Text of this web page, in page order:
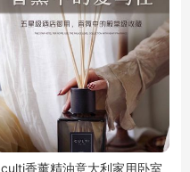
culti香薰精油意大利家用卧室